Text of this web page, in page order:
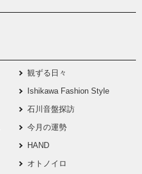
観ずる日々
Ishikawa Fashion Style
石川音盤探訪
今月の運勢
HAND
オトノイロ